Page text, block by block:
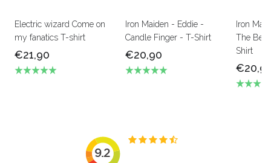
Electric wizard Come on
my fanatics T-shirt
€21,90
Iron Maiden - Eddie -
Candle Finger - T-Shirt
€20,90
Iron
The
Shirt